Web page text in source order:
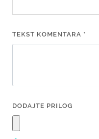
TEKST KOMENTARA *
DODAJTE PRILOG